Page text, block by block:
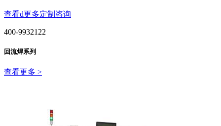
查看d更多定制咨询
400-9932122
回流焊系列
查看更多 >